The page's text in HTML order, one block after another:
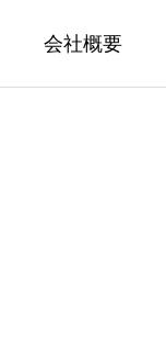
会社概要